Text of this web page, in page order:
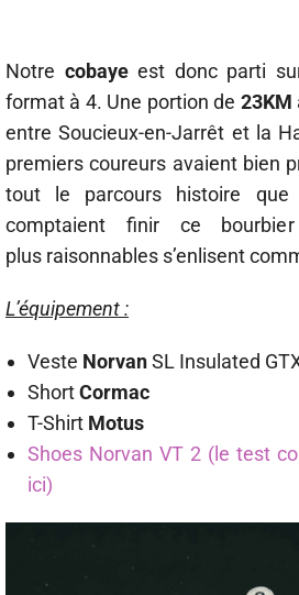
Notre cobayeest donc parti
format à 4. Une portion de 23KM
entre Soucieux-en-Jarrêt et la
premiers coureurs avaient bien
tout le parcours histoire que
comptaient finir ce
plus raisonnables s’enlisent
L’équipement :
Veste NorvanSL Insulated
ShortCormac
T-Shirt Motus
Shoes Norvan VT 2 (le test
ici)